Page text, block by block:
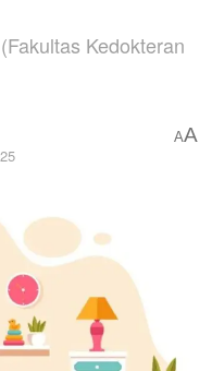
Kedokteran
AA